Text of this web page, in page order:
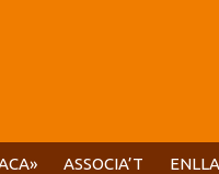
ASSOCIA’T